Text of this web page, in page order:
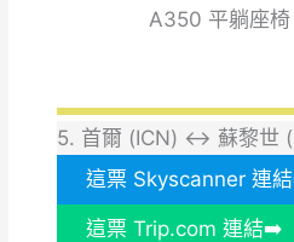
A350 平躺座椅
5. 首爾 (ICN) ↔ 蘇黎世
這票 Skyscanner 連
這票 Trip.com 連結➡️